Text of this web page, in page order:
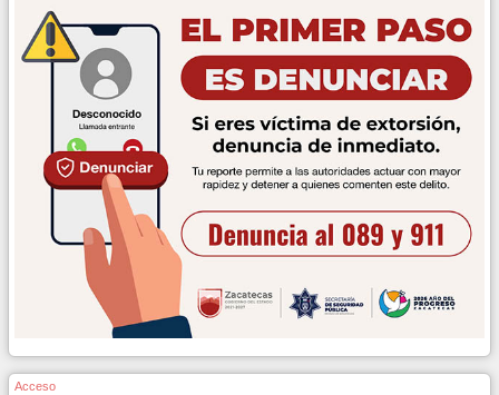
Acceso